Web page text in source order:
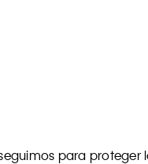
para proteger